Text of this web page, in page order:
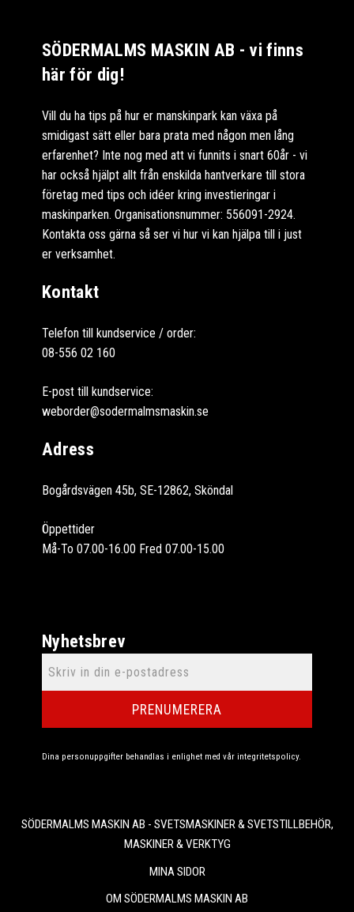
SÖDERMALMS MASKIN AB - vi finns
här för dig!
Vill du ha tips på hur er manskinpark kan växa på
smidigast sätt eller bara prata med någon men lång
erfarenhet? Inte nog med att vi funnits i snart 60år - vi
har också hjälpt allt från enskilda hantverkare till stora
företag med tips och idéer kring investieringar i
maskinparken. Organisationsnummer: 556091-2924.
Kontakta oss gärna så ser vi hur vi kan hjälpa till i just
er verksamhet.
Kontakt
Telefon till kundservice / order:
08-556 02 160
E-post till kundservice:
weborder@sodermalmsmaskin.se
Adress
Bogårdsvägen 45b, SE-12862, Sköndal
Öppettider
Må-To 07.00-16.00 Fred 07.00-15.00
Nyhetsbrev
PRENUMERERA
Dina personuppgifter behandlas i enlighet med vår integritetspolicy.
SÖDERMALMS MASKIN AB - SVETSMASKINER & SVETSTILLBEHÖR,
MASKINER & VERKTYG
MINA SIDOR
OM SÖDERMALMS MASKIN AB